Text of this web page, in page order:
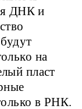
ДНК и
на
пласт
в РНК.